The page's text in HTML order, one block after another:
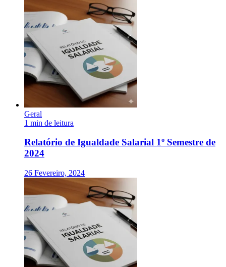
Geral
1 min de leitura
Relatório de Igualdade Salarial 1º Semestre de
2024
26 Fevereiro, 2024